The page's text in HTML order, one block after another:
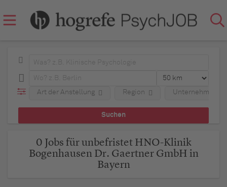
Art der Anstellung Region Unternehmen
0 Jobs für unbefristet HNO-Klinik
Bogenhausen Dr. Gaertner GmbH in
Bayern